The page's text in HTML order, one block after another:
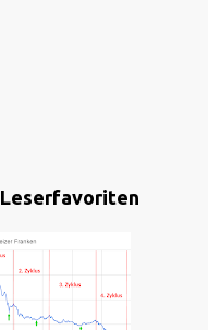
Leserfavoriten